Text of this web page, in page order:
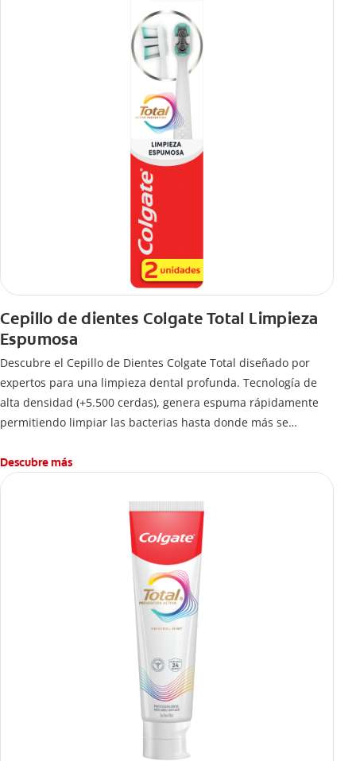
Cepillo de dientes Colgate Total Limpieza
Espumosa
Descubre el Cepillo de Dientes Colgate Total diseñado por
expertos para una limpieza dental profunda. Tecnología de
alta densidad (+5.500 cerdas), genera espuma rápidamente
permitiendo limpiar las bacterias hasta donde más se
Descubre más